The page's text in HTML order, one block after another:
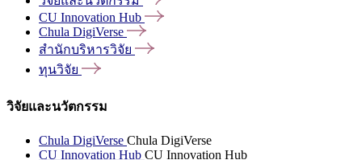
CU Innovation Hub
Chula DigiVerse
สำนักบริหารวิจัย
ทุนวิจัย
วิจัยและนวัตกรรม
Chula DigiVerse Chula DigiVerse
CU Innovation Hub CU Innovation Hub